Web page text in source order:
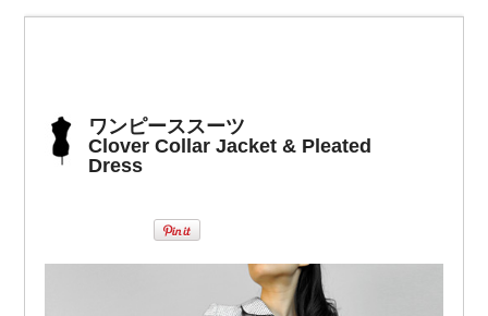
ワンピーススーツ
Clover Collar Jacket & Pleated
Dress